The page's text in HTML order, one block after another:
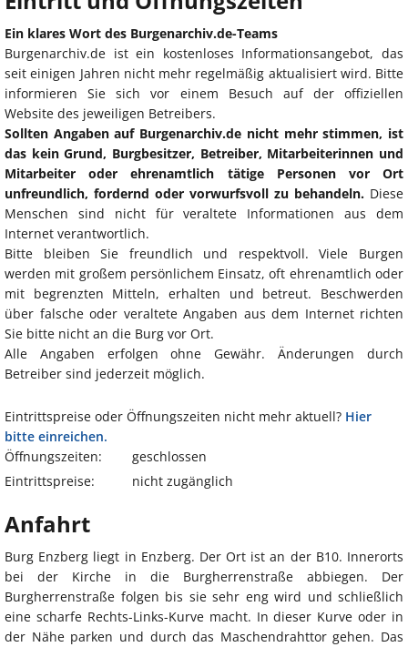
Ein klares Wort des Burgenarchiv.de-Teams
Burgenarchiv.de ist ein kostenloses Informationsangebot, das
seit einigen Jahren nicht mehr regelmäßig aktualisiert wird. Bitte
informieren Sie sich vor einem Besuch auf der offiziellen
Website des jeweiligen Betreibers.
Sollten Angaben auf Burgenarchiv.de nicht mehr stimmen, ist
das kein Grund, Burgbesitzer, Betreiber, Mitarbeiterinnen und
Mitarbeiter oder ehrenamtlich tätige Personen vor Ort
unfreundlich, fordernd oder vorwurfsvoll zu behandeln. Diese
Menschen sind nicht für veraltete Informationen aus dem
Internet verantwortlich.
Bitte bleiben Sie freundlich und respektvoll. Viele Burgen
werden mit großem persönlichem Einsatz, oft ehrenamtlich oder
mit begrenzten Mitteln, erhalten und betreut. Beschwerden
über falsche oder veraltete Angaben aus dem Internet richten
Sie bitte nicht an die Burg vor Ort.
Alle Angaben erfolgen ohne Gewähr. Änderungen durch
Betreiber sind jederzeit möglich.
Eintrittspreise oder Öffnungszeiten nicht mehr aktuell? Hier
bitte einreichen.
Öffnungszeiten:
geschlossen
Eintrittspreise:
nicht zugänglich
Anfahrt
Burg Enzberg liegt in Enzberg. Der Ort ist an der B10. Innerorts
bei der Kirche in die Burgherrenstraße abbiegen. Der
Burgherrenstraße folgen bis sie sehr eng wird und schließlich
eine scharfe Rechts-Links-Kurve macht. In dieser Kurve oder in
der Nähe parken und durch das Maschendrahttor gehen. Das